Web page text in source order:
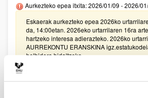
Aurkezteko epea itxita: 2026/01/09 - 2026/
Eskaerak aurkezteko epea 2026ko
da, 14:00etan. 2026eko urtarrilaren 16ra
hartzeko interesa adierazteko. 2026ko
AURREKONTU ERANSKINA
helbidera bidaltzeko.
Unibertsitatea-Enpresa-Gizartea